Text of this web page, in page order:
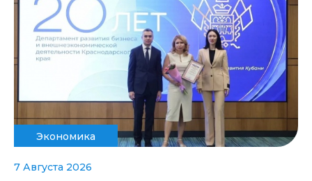
Экономика
7 Августа 2026